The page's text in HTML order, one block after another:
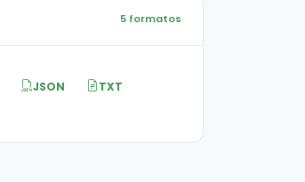
5 formatos
JSON
TXT